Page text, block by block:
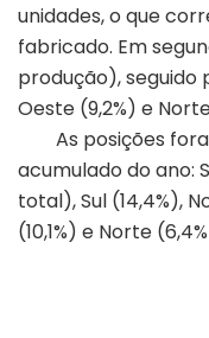
unidades, o que
fabricado. Em
produção), seguido
Oeste (9,2%) e
As posições
acumulado do ano:
total), Sul (14,4%),
(10,1%) e Norte